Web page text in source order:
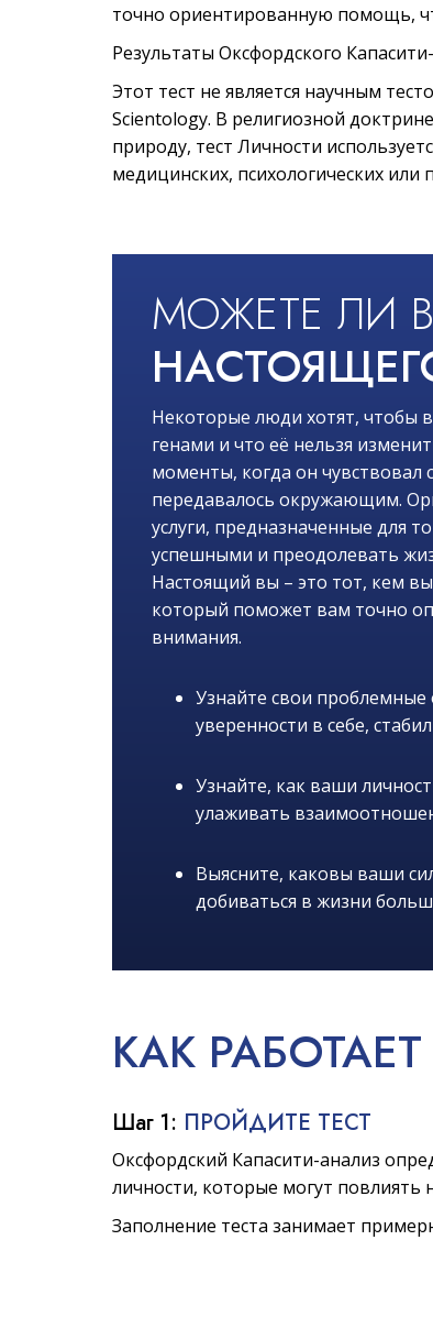
точно ориентированную помощь,
Результаты Оксфордского
Этот тест не является научным
Scientology. В религиозной
природу, тест Личности
медицинских, психологических или
МОЖЕТЕ ЛИ
Некоторые люди хотят, чтобы
генами и что её нельзя
моменты, когда он чувствовал
передавалось окружающим.
услуги, предназначенные для
успешными и преодолевать
Настоящий вы – это тот, кем вы
который поможет вам точно
внимания.
Узнайте свои проблемные
уверенности в себе,
Узнайте, как ваши
улаживать
Выясните, каковы ваши
добиваться в жизни
КАК РАБОТАЕТ
Шаг 1: ПРОЙДИТЕ ТЕСТ
Оксфордский Капасити-анализ
личности, которые могут повлиять
Заполнение теста занимает